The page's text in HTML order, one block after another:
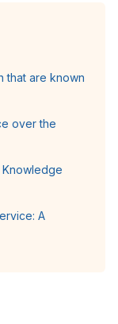
that are known
over the
Knowledge
A